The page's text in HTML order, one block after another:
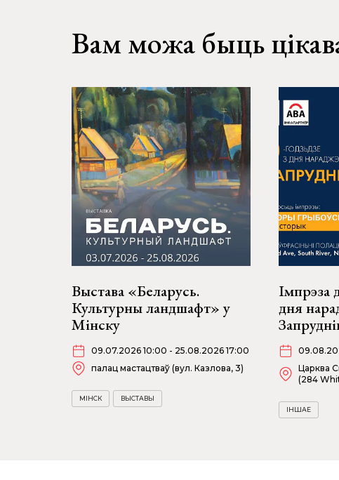
Вам можа быць
Выстава «Беларусь.
Культурны ландшафт» у
Мінску
09.07.2026 10:00 - 25.08.2026 17:00
палац мастацтваў (вул. Казлова, 3)
МІНСК ВЫСТАВЫ
Імпрэза
дня
Царква
(284
ІНШАЕ